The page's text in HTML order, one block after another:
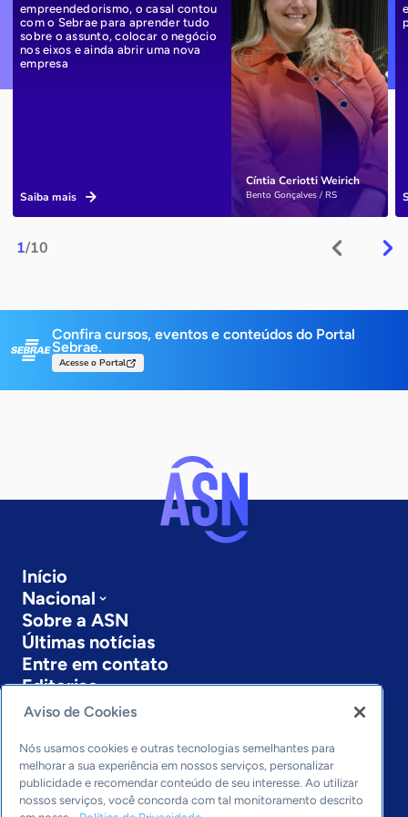
1/10
Cíntia Ceriotti Weirich
Bento Gonçalves / RS
empreendedorismo, o casal contou
com o Sebrae para aprender tudo
sobre o assunto, colocar o negócio
nos eixos e ainda abrir uma nova
empresa
Saiba mais
Confira cursos, eventos e conteúdos do Portal
Sebrae.
Acesse o Portal
Início
Nacional
Sobre a ASN
Últimas notícias
Entre em contato
Editorias
Economia & Política
Inovação & Tecnologia
Cultura empreendedora
Dados
Arquivo
Aviso de Cookies
Nós usamos cookies e outras tecnologias semelhantes para
melhorar a sua experiência em nossos serviços, personalizar
publicidade e recomendar conteúdo de seu interesse. Ao utilizar
nossos serviços, você concorda com tal monitoramento descrito